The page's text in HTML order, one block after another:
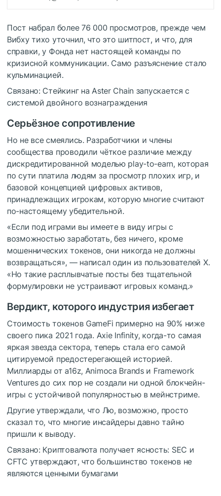
Пост набрал более 76 000 просмотров, прежде чем
Вибху тихо уточнил, что это шитпост, и что, для
справки, у Фонда нет настоящей команды по
кризисной коммуникации. Само разъяснение стало
кульминацией.
Связано: Стейкинг на Aster Chain запускается с
системой двойного вознаграждения
Серьёзное сопротивление
Но не все смеялись. Разработчики и члены
сообщества проводили чёткое различие между
дискредитированной моделью play-to-earn, которая
по сути платила людям за просмотр плохих игр, и
базовой концепцией цифровых активов,
принадлежащих игрокам, которую многие считают
по-настоящему убедительной.
«Если под играми вы имеете в виду игры с
возможностью заработать, без ничего, кроме
мошеннических токенов, они никогда не должны
возвращаться», — написал один из пользователей X.
«Но такие расплывчатые посты без тщательной
формулировки не устраивают игровых команд.»
Вердикт, которого индустрия избегает
Стоимость токенов GameFi примерно на 90% ниже
своего пика 2021 года. Axie Infinity, когда-то самая
яркая звезда сектора, теперь стала его самой
цитируемой предостерегающей историей.
Миллиарды от a16z, Animoca Brands и Framework
Ventures до сих пор не создали ни одной блокчейн-
игры с устойчивой популярностью в мейнстриме.
Другие утверждали, что Лю, возможно, просто
сказал то, что многие инсайдеры давно тайно
пришли к выводу.
Связано: Криптовалюта получает ясность: SEC и
CFTC утверждают, что большинство токенов не
являются ценными бумагами